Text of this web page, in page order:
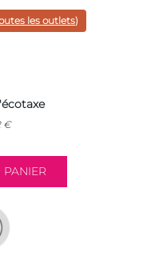
les outlets)
€